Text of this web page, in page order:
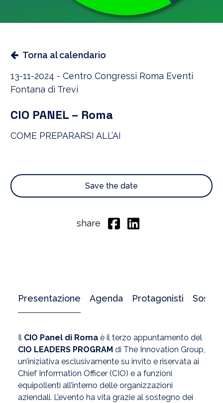
Torna al calendario
13-11-2024 - Centro Congressi Roma Eventi
Fontana di Trevi
CIO PANEL – Roma
COME PREPARARSI ALL’AI
Save the date
share
Presentazione Agenda Protagonisti
Il CIO Panel di Roma è il terzo appuntamento del
CIO LEADERS PROGRAM di The Innovation Group,
un’iniziativa esclusivamente su invito e riservata ai
Chief Information Officer (CIO) e a funzioni
equipollenti all’interno delle organizzazioni
aziendali. L’evento ha vita grazie al sostegno dei